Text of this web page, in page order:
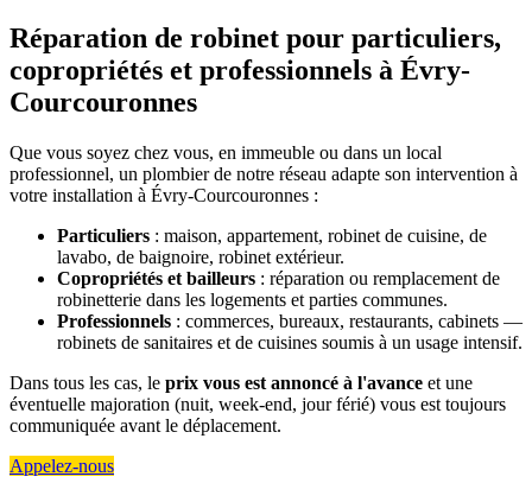
Réparation de robinet pour particuliers,
copropriétés et professionnels à Évry-
Courcouronnes
Que vous soyez chez vous, en immeuble ou dans un local
professionnel, un plombier de notre réseau adapte son intervention à
votre installation à Évry-Courcouronnes :
Particuliers : maison, appartement, robinet de cuisine, de
lavabo, de baignoire, robinet extérieur.
Copropriétés et bailleurs : réparation ou remplacement de
robinetterie dans les logements et parties communes.
Professionnels : commerces, bureaux, restaurants, cabinets —
robinets de sanitaires et de cuisines soumis à un usage intensif.
Dans tous les cas, le prix vous est annoncé à l'avance et une
éventuelle majoration (nuit, week-end, jour férié) vous est toujours
communiquée avant le déplacement.
Appelez-nous